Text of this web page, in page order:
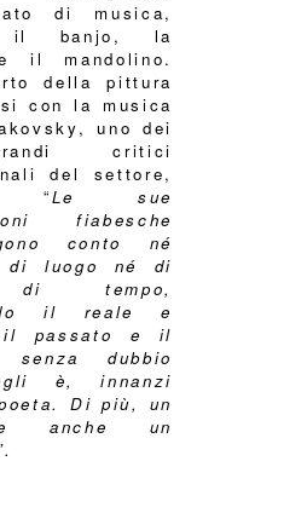
di musica,
il banjo, la
il mandolino.
della pittura
con la musica
uno dei
critici
del settore,
“Le sue
fiabesche
conto né
di luogo né di
di tempo,
il reale e
il passato e il
senza dubbio
è, innanzi
Di più, un
anche un